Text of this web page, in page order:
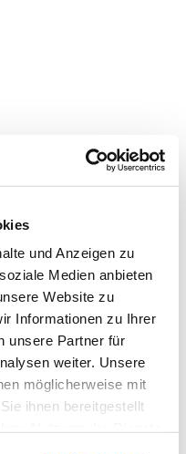
und Anzeigen zu
Medien anbieten
Website zu
Informationen zu Ihrer
unsere Partner für
weiter. Unsere
möglicherweise mit
ihnen bereitgestellt